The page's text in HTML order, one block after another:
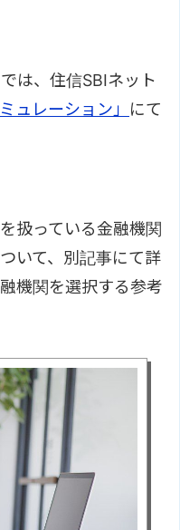
は、住信SBIネット
ュレーション」 にて
扱っている金融機関
いて、別記事にて詳
機関を選択する参考